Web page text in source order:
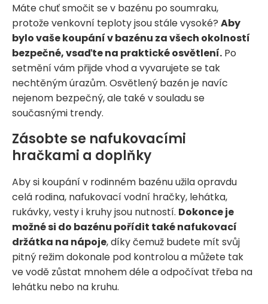
Máte chuť smočit se v bazénu po soumraku,
protože venkovní teploty jsou stále vysoké? Aby
bylo vaše koupání v bazénu za všech okolností
bezpečné, vsaďte na praktické osvětlení. Po
setmění vám přijde vhod a vyvarujete se tak
nechtěným úrazům. Osvětlený bazén je navíc
nejenom bezpečný, ale také v souladu se
současnými trendy.
Zásobte se nafukovacími
hračkami a doplňky
Aby si koupání v rodinném bazénu užila opravdu
celá rodina, nafukovací vodní hračky, lehátka,
rukávky, vesty i kruhy jsou nutností. Dokonce je
možné si do bazénu pořídit také nafukovací
držátka na nápoje, díky čemuž budete mít svůj
pitný režim dokonale pod kontrolou a můžete tak
ve vodě zůstat mnohem déle a odpočívat třeba na
lehátku nebo na kruhu.